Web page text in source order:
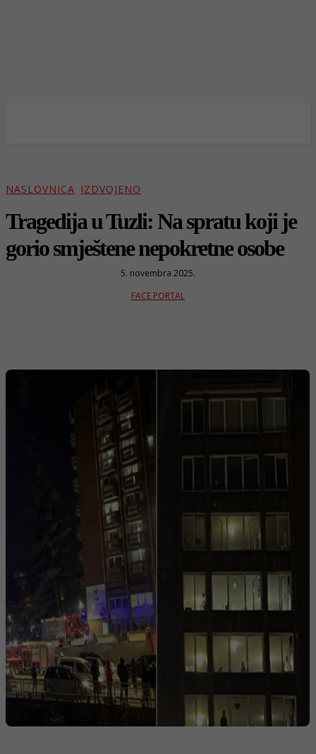
NASLOVNICA IZDVOJENO
Tragedija u Tuzli: Na spratu koji je
gorio smještene nepokretne osobe
5. novembra 2025.
FACE PORTAL